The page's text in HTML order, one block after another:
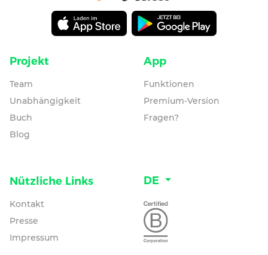
Projekt
Team
Unabhängigkeit
Buch
Blog
App
Funktionen
Premium-Version
Fragen?
Nützliche Links
Kontakt
Presse
Impressum
DE